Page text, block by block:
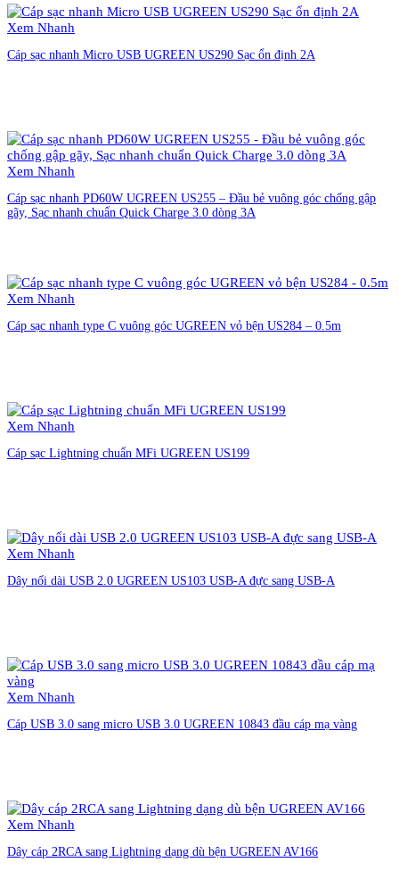
Xem Nhanh
Cáp sạc nhanh Micro USB UGREEN US290 Sạc ổn định 2A
Xem Nhanh
Cáp sạc nhanh PD60W UGREEN US255 – Đầu bẻ vuông góc chống gập
gãy, Sạc nhanh chuẩn Quick Charge 3.0 dòng 3A
Xem Nhanh
Cáp sạc nhanh type C vuông góc UGREEN vỏ bện US284 – 0.5m
Xem Nhanh
Cáp sạc Lightning chuẩn MFi UGREEN US199
Xem Nhanh
Dây nối dài USB 2.0 UGREEN US103 USB-A đực sang USB-A
Xem Nhanh
Cáp USB 3.0 sang micro USB 3.0 UGREEN 10843 đầu cáp mạ vàng
Xem Nhanh
Dây cáp 2RCA sang Lightning dạng dù bện UGREEN AV166